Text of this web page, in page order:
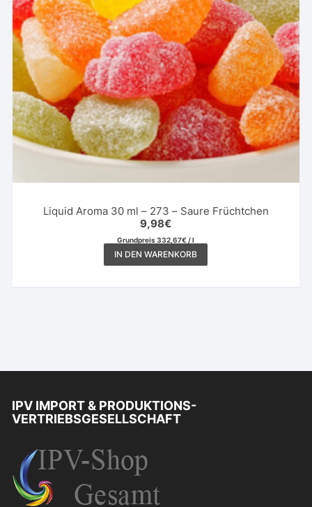
der
Produktseite
gewählt
werden
Liquid Aroma 30 ml – 273 – Saure Früchtchen
9,98€
Grundpreis332,67€/l
IN DEN WARENKORB
IPV IMPORT & PRODUKTIONS-
VERTRIEBSGESELLSCHAFT